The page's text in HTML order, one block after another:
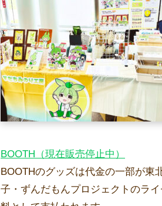
BOOTH（現在販売停止中）
BOOTHのグッズは代金の一部が東
子・ずんだもんプロジェクトのライ